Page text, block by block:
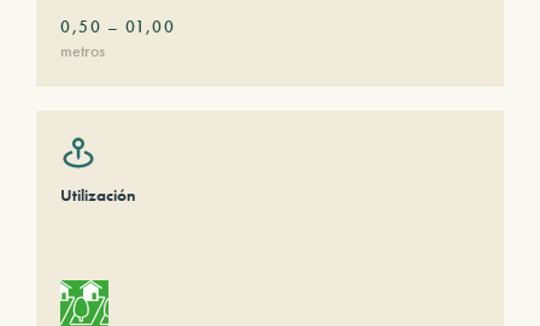
0,50 – 01,00
metros
Utilización